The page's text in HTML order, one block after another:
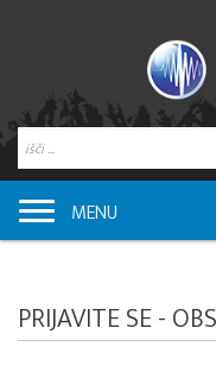
MENU
PRIJAVITE SE -